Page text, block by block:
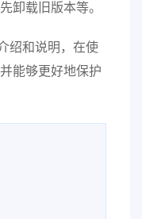
卸载旧版本等。
绍和说明，在使
能够更好地保护